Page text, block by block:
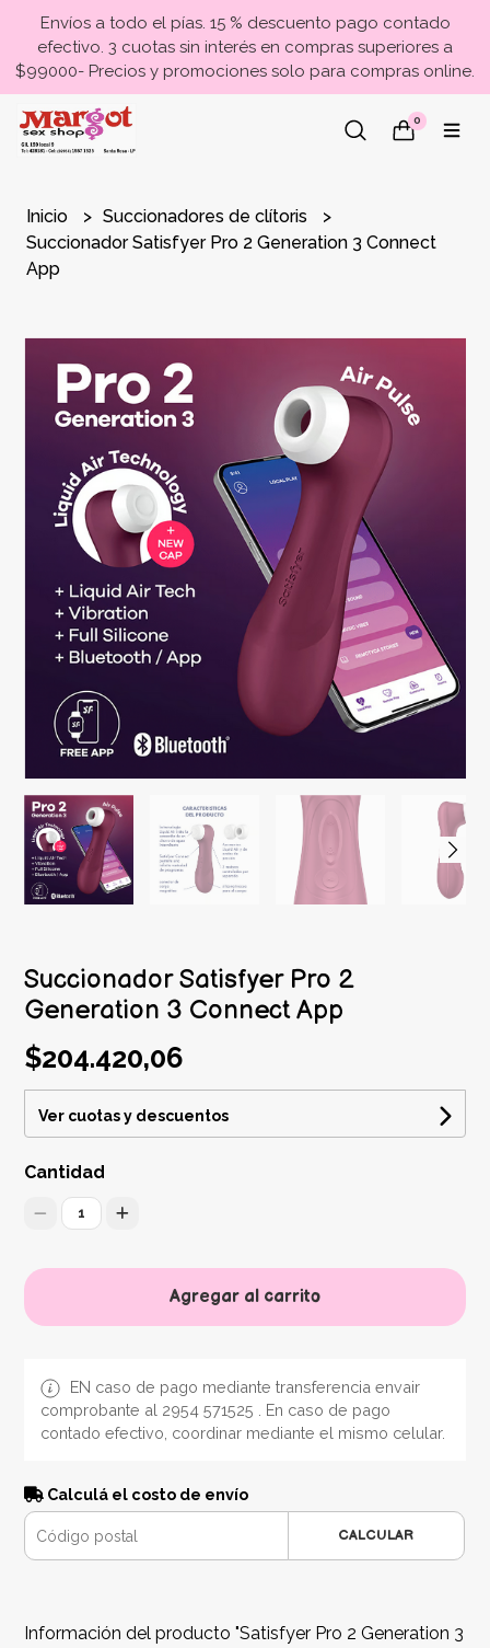
Envíos a todo el pías. 15 % descuento pago contado
efectivo. 3 cuotas sin interés en compras superiores a
$99000- Precios y promociones solo para compras online.
0
Inicio
Succionadores de clítoris
Succionador Satisfyer Pro 2 Generation 3 Connect
App
Succionador Satisfyer Pro 2
Generation 3 Connect App
$204.420,06
Ver cuotas y descuentos
Cantidad
1
Agregar al carrito
EN caso de pago mediante transferencia envair
comprobante al 2954 571525 . En caso de pago
contado efectivo, coordinar mediante el mismo celular.
Calculá el costo de envío
CALCULAR
Información del producto "Satisfyer Pro 2 Generation 3